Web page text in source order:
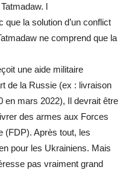
l
que la solution d’un conflict
ne comprend que la
une aide militaire
de la Russie (ex : livraison
en mars 2022), Il devrait être
des armes aux Forces
(FDP). Après tout, les
pour les Ukrainiens. Mais
pas vraiment grand